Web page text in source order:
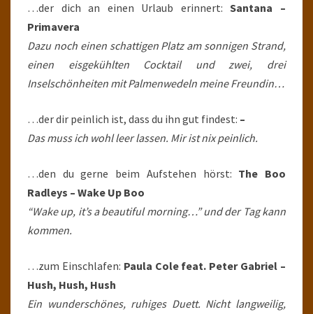
…der dich an einen Urlaub erinnert:Santana –
Primavera
Dazu noch einen schattigen Platz am sonnigen Strand,
einen eisgekühlten Cocktail und zwei, drei
Inselschönheiten mit Palmenwedeln meine Freundin…
…der dir peinlich ist, dass du ihn gut findest: –
Das muss ich wohl leer lassen. Mir ist nix peinlich.
…den du gerne beim Aufstehen hörst: The Boo
Radleys – Wake Up Boo
“Wake up, it’s a beautiful morning…” und der Tag kann
kommen.
…zum Einschlafen: Paula Cole feat. Peter Gabriel –
Hush, Hush, Hush
Ein wunderschönes, ruhiges Duett. Nicht langweilig,